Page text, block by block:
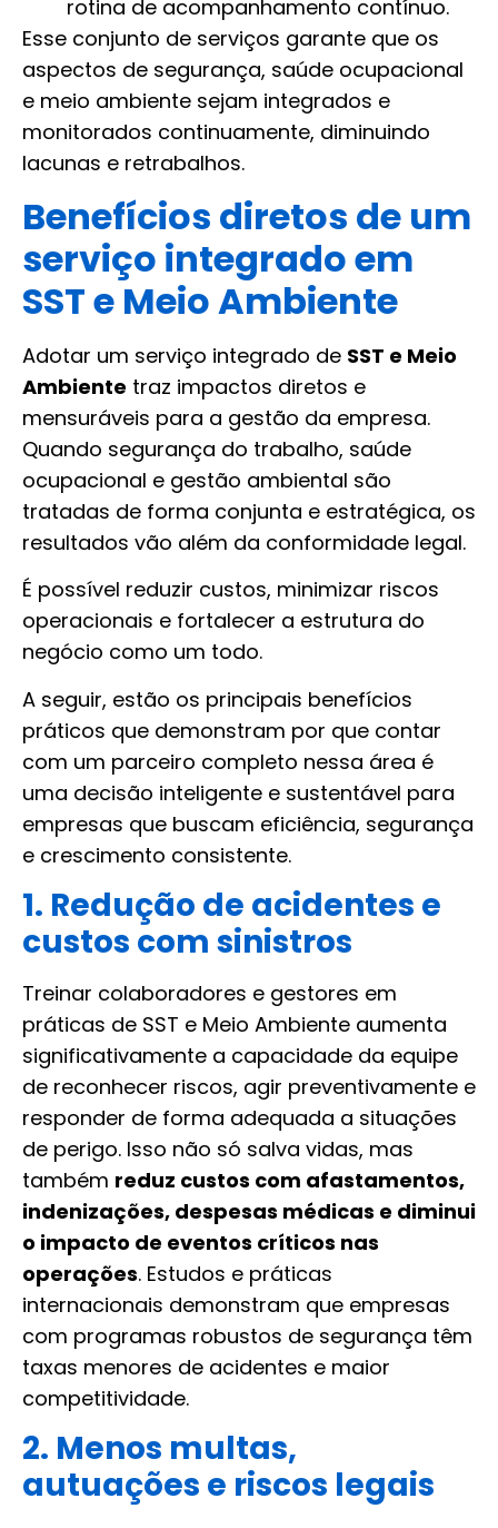
rotina de acompanhamento contínuo.
Esse conjunto de serviços garante que os
aspectos de segurança, saúde ocupacional
e meio ambiente sejam integrados e
monitorados continuamente, diminuindo
lacunas e retrabalhos.
Benefícios diretos de um
serviço integrado em
SST e Meio Ambiente
Adotar um serviço integrado de SST e Meio
Ambiente traz impactos diretos e
mensuráveis para a gestão da empresa.
Quando segurança do trabalho, saúde
ocupacional e gestão ambiental são
tratadas de forma conjunta e estratégica, os
resultados vão além da conformidade legal.
É possível reduzir custos, minimizar riscos
operacionais e fortalecer a estrutura do
negócio como um todo.
A seguir, estão os principais benefícios
práticos que demonstram por que contar
com um parceiro completo nessa área é
uma decisão inteligente e sustentável para
empresas que buscam eficiência, segurança
e crescimento consistente.
1. Redução de acidentes e
custos com sinistros
Treinar colaboradores e gestores em
práticas de SST e Meio Ambiente aumenta
significativamente a capacidade da equipe
de reconhecer riscos, agir preventivamente e
responder de forma adequada a situações
de perigo. Isso não só salva vidas, mas
também reduz custos com afastamentos,
indenizações, despesas médicas e diminui
o impacto de eventos críticos nas
operações. Estudos e práticas
internacionais demonstram que empresas
com programas robustos de segurança têm
taxas menores de acidentes e maior
competitividade.
2. Menos multas,
autuações e riscos legais